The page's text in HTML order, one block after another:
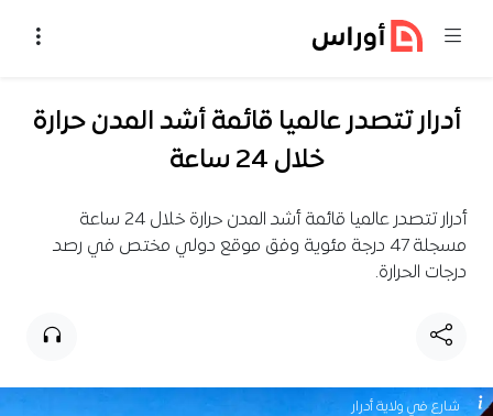
أدرار تتصدر عالميا قائمة أشد المدن حرارة
خلال 24 ساعة
أدرار تتصدر عالميا قائمة أشد المدن حرارة خلال 24 ساعة
مسجلة 47 درجة مئوية وفق موقع دولي مختص في رصد
درجات الحرارة.
شارع في ولاية أدرار